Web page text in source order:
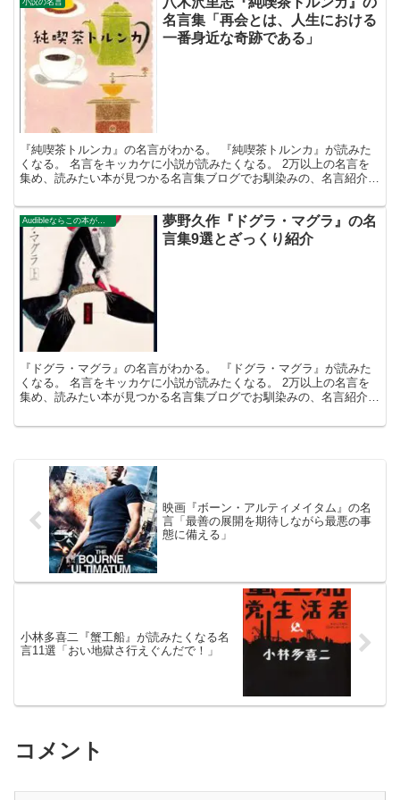
名言集「再会とは、人生における
一番身近な奇跡である」
『純喫茶トルンカ』の名言がわかる。 『純喫茶トルンカ』が読みた
くなる。 名言をキッカケに小説が読みたくなる。 2万以上の名言を
集め、読みたい本が見つかる名言集ブログでお馴染みの、名言紹介屋
夢野久作『ドグラ・マグラ』の名
言集9選とざっくり紹介
『ドグラ・マグラ』の名言がわかる。 『ドグラ・マグラ』が読みた
くなる。 名言をキッカケに小説が読みたくなる。 2万以上の名言を
集め、読みたい本が見つかる名言集ブログでお馴染みの、名言紹介屋
映画『ボーン・アルティメイタム』の名
言「最善の展開を期待しながら最悪の事
態に備える」
小林多喜二『蟹工船』が読みたくなる名
言11選「おい地獄さ行えぐんだで！」
コメント